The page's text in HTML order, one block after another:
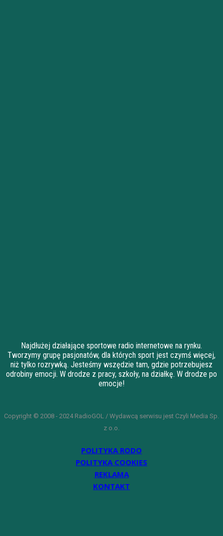
Najdłużej działające sportowe radio internetowe na rynku.
Tworzymy grupę pasjonatów, dla których sport jest czymś więcej,
niż tylko rozrywką. Jesteśmy wszędzie tam, gdzie potrzebujesz
odrobiny emocji. W drodze z pracy, szkoły, na działkę. W drodze po
emocje!
Copyright © 2008 - 2024 RadioGOL / Wydawcą serwisu jest Czyli Media Sp.
z o.o.
POLITYKA RODO
POLITYKA COOKIES
REKLAMA
KONTAKT